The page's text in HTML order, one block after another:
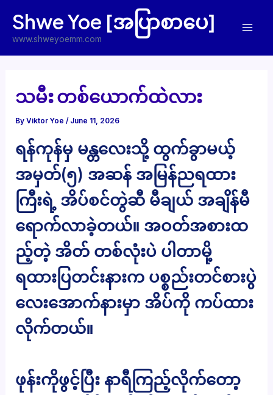
content
Shwe Yoe [အပြာစာပေ]
www.shweyoemm.com
သမီး တစ်ယောက်ထဲလား
ByViktor Yoe/ June 11, 2026
ရန်ကုန်မှ မန္တလေးသို့ ထွက်ခွာမယ့်
အမှတ်(၅) အဆန် အမြန်ညရထား
ကြီးရဲ့ အိပ်စင်တွဲဆီ မီချယ် အချိန်မီ
ရောက်လာခဲ့တယ်။ အဝတ်အစားထ
ည့်တဲ့ အိတ် တစ်လုံးပဲ ပါတာမို့
ရထားပြတင်းနားက ပစ္စည်းတင်စားပွဲ
လေးအောက်နားမှာ အိပ်ကို ကပ်ထား
လိုက်တယ်။
ဖုန်းကိုဖွင့်ပြီး နာရီကြည့်လိုက်တော့